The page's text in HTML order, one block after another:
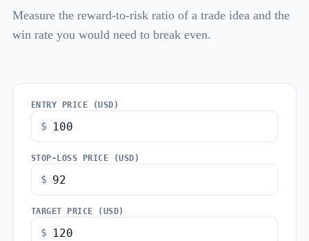
Measure the reward-to-risk ratio of a trade idea and the
win rate you would need to break even.
ENTRY PRICE (USD)
$
STOP-LOSS PRICE (USD)
$
TARGET PRICE (USD)
$